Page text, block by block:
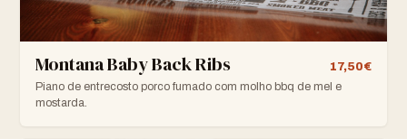
Montana Baby Back Ribs
17,50€
Piano de entrecosto porco fumado com molho bbq de mel e
mostarda.